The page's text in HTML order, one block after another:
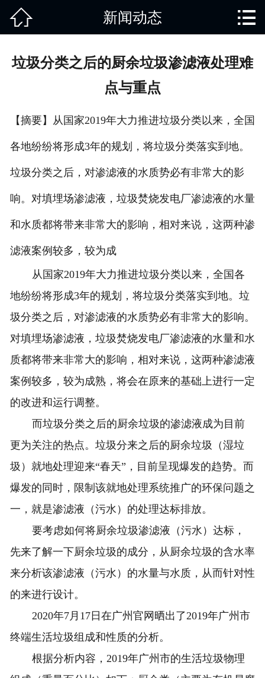
服务项目
新闻动态
免责说明
 新闻动态 
垃圾分类之后的厨余垃圾渗滤液处理难
点与重点
【摘要】从国家2019年大力推进垃圾分类以来，全国
各地纷纷将形成3年的规划，将垃圾分类落实到地。
垃圾分类之后，对渗滤液的水质势必有非常大的影
响。对填埋场渗滤液，垃圾焚烧发电厂渗滤液的水量
和水质都将带来非常大的影响，相对来说，这两种渗
滤液案例较多，较为成
从国家2019年大力推进垃圾分类以来，全国各
地纷纷将形成3年的规划，将垃圾分类落实到地。垃
圾分类之后，对渗滤液的水质势必有非常大的影响。
对填埋场渗滤液，垃圾焚烧发电厂渗滤液的水量和水
质都将带来非常大的影响，相对来说，这两种渗滤液
案例较多，较为成熟，将会在原来的基础上进行一定
的改进和运行调整。
而垃圾分类之后的厨余垃圾的渗滤液成为目前
更为关注的热点。垃圾分来之后的厨余垃圾（湿垃
圾）就地处理迎来“春天”，目前呈现爆发的趋势。而
爆发的同时，限制该就地处理系统推广的环保问题之
一，就是渗滤液（污水）的处理达标排放。
要考虑如何将厨余垃圾渗滤液（污水）达标，
先来了解一下厨余垃圾的成分，从厨余垃圾的含水率
来分析该渗滤液（污水）的水量与水质，从而针对性
的来进行设计。
2020年7月17日在广州官网晒出了2019年广州市
终端生活垃圾组成和性质的分析。
根据分析内容，2019年广州市的生活垃圾物理